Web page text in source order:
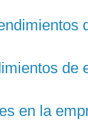
de
en la